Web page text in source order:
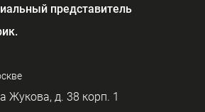
представитель
Жукова, д. 38 корп. 1